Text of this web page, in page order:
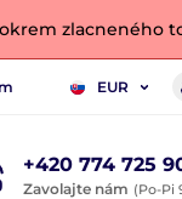
zlacneného
EUR
+420 774 725
Zavolajte nám (Po-Pi